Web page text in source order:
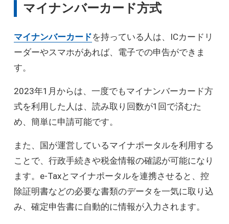
マイナンバーカード方式
マイナンバーカードを持っている人は、ICカードリ
ーダーやスマホがあれば、電子での申告ができま
す。
2023年1月からは、一度でもマイナンバーカード方
式を利用した人は、読み取り回数が1回で済むた
め、簡単に申請可能です。
また、国が運営しているマイナポータルを利用する
ことで、行政手続きや税金情報の確認が可能になり
ます。e-Taxとマイナポータルを連携させると、控
除証明書などの必要な書類のデータを一気に取り込
み、確定申告書に自動的に情報が入力されます。